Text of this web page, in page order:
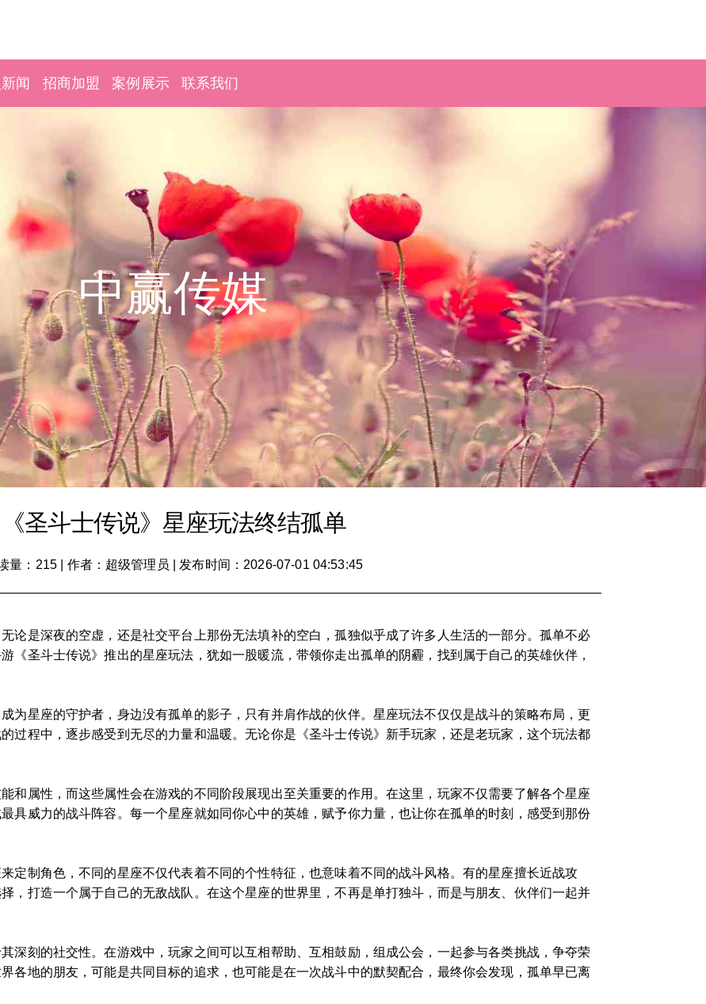
闻 招商加盟 案例展示 联系我们
中赢传媒
《圣斗士传说》星座玩法终结孤单
量：215 作者：超级管理员 发布时间：2026-07-01 04:53:45
论是深夜的空虚，还是社交平台上那份无法填补的空白，孤独似乎成了许多人生活的一部分。孤单不必
《圣斗士传说》推出的星座玩法，犹如一股暖流，带领你走出孤单的阴霾，找到属于自己的英雄伙伴，
为星座的守护者，身边没有孤单的影子，只有并肩作战的伙伴。星座玩法不仅仅是战斗的策略布局，更
过程中，逐步感受到无尽的力量和温暖。无论你是《圣斗士传说》新手玩家，还是老玩家，这个玩法都
和属性，而这些属性会在游戏的不同阶段展现出至关重要的作用。在这里，玩家不仅需要了解各个星座
具威力的战斗阵容。每一个星座就如同你心中的英雄，赋予你力量，也让你在孤单的时刻，感受到那份
定制角色，不同的星座不仅代表着不同的个性特征，也意味着不同的战斗风格。有的星座擅长近战攻
，打造一个属于自己的无敌战队。在这个星座的世界里，不再是单打独斗，而是与朋友、伙伴们一起并
深刻的社交性。在游戏中，玩家之间可以互相帮助、互相鼓励，组成公会，一起参与各类挑战，争夺荣
各地的朋友，可能是共同目标的追求，也可能是在一次战斗中的默契配合，最终你会发现，孤单早已离